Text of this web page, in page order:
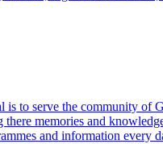
to serve the community
memories and
and information every